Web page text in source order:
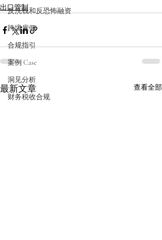
反洗钱和反恐怖融资
跨境雇佣
合规指引
案例 Case
洞见分析
财务税收合规
出口管制
最新文章 查看全部